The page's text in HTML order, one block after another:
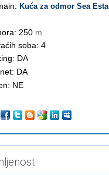
Kuća za odmor Sea Esta
250 m
soba: 4
DA
DA
NE